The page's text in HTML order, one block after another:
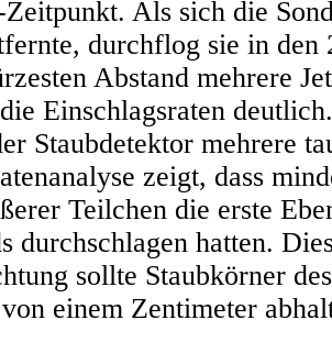
Zeitpunkt. Als sich die
durchflog sie in den
Abstand mehrere
Einschlagsraten
Staubdetektor mehrere
zeigt, dass
Teilchen die erste
durchschlagen hatten.
sollte Staubkörner
einem Zentimeter